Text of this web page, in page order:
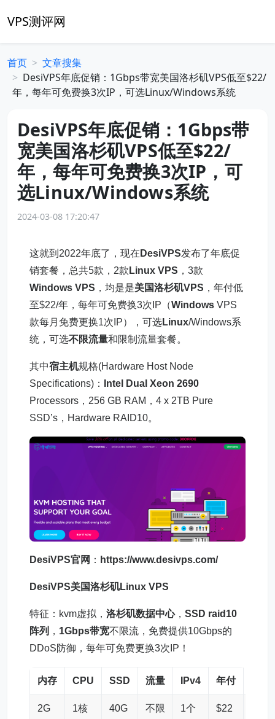
VPS测评网
首页
文章搜集
DesiVPS年底促销：1Gbps带宽美国洛杉矶VPS低至$22/
年，每年可免费换3次IP，可选Linux/Windows系统
DesiVPS年底促销：1Gbps带
宽美国洛杉矶VPS低至$22/
年，每年可免费换3次IP，可
选Linux/Windows系统
2024-03-08 17:20:47
这就到2022年底了，现在 DesiVPS发布了年底促
销套餐，总共5款，2款 Linux VPS ，3款
Windows VPS ，均是是美国洛杉矶VPS ，年付低
至$22/年，每年可免费换3次IP（Windows VPS
款每月免费更换1次IP），可选Linux/Windows系
统，可选不限流量和限制流量套餐。
其中宿主机规格(Hardware Host Node
Specifications)：
Intel Dual Xeon 2690
Processors，256 GB RAM，4 x 2TB Pure
SSD’s，Hardware RAID10。
DesiVPS官网 ： https://www.desivps.com/
DesiVPS美国洛杉矶Linux VPS
特征：kvm虚拟， 洛杉矶数据中心， SSD raid10
阵列 ， 1Gbps带宽不限流，免费提供10Gbps的
DDoS防御，每年可免费更换3次IP！
内存 CPU SSD 流量 IPv4 年付
2G 1核 40G 不限 1个 $22